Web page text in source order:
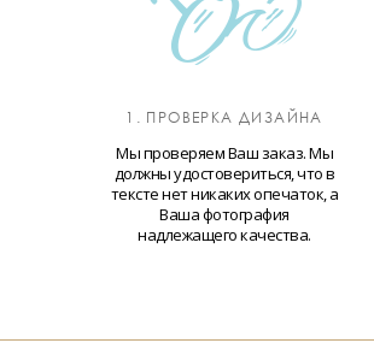
1. ПРОВЕРКА ДИЗАЙНА
Мы проверяем Ваш заказ. Мы
должны удостовериться, что в
тексте нет никаких опечаток, а
Ваша фотография
надлежащего качества.